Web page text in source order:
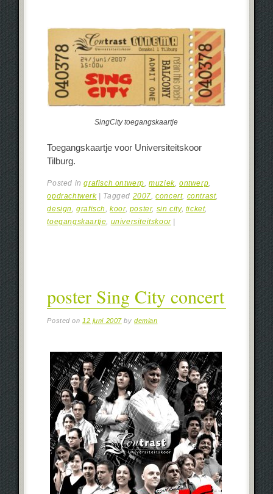
SingCity toegangskaartje
Toegangskaartje voor Universiteitskoor
Tilburg.
Posted ingrafisch ontwerp,muziek,ontwerp,
opdrachtwerk
Tagged 2007,concert, contrast,
design,grafisch,koor, poster, sin city, ticket,
toegangskaartje, universiteitskoor
poster Sing City concert
Posted on 12 juni 2007 bydemian